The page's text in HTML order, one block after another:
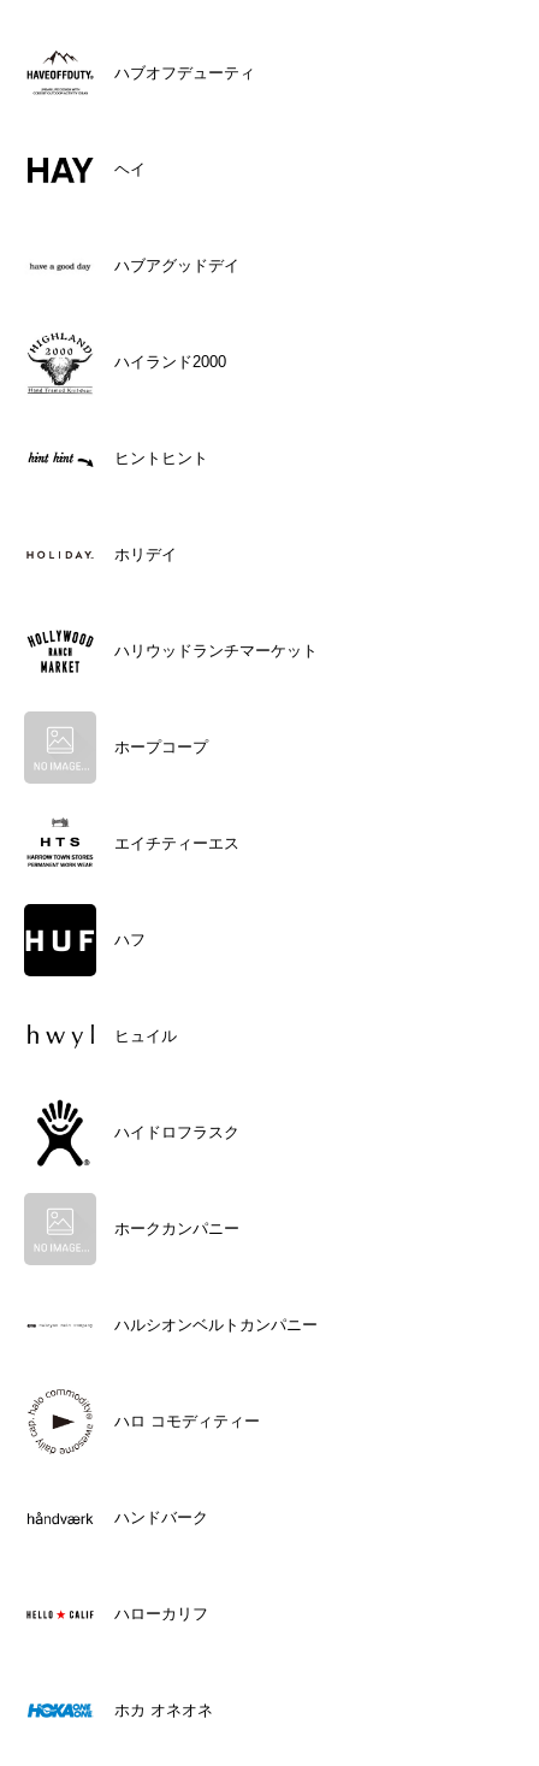
ハブオフデューティ
ヘイ
ハブアグッドデイ
ハイランド2000
ヒントヒント
ホリデイ
ハリウッドランチマーケット
ホープコープ
エイチティーエス
ハフ
ヒュイル
ハイドロフラスク
ホークカンパニー
ハルシオンベルトカンパニー
ハロ コモディティー
ハンドバーク
ハローカリフ
ホカ オネオネ